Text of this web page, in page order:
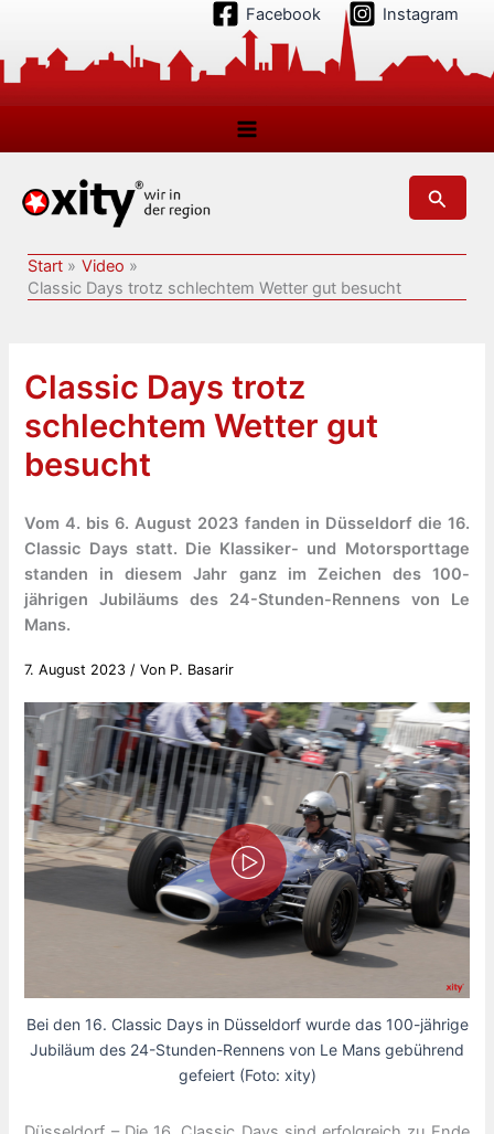
springen
Facebook Instagram
Suchen
Start
Video
Classic Days trotz schlechtem Wetter gut besucht
Classic Days trotz
schlechtem Wetter gut
besucht
Vom 4. bis 6. August 2023 fanden in Düsseldorf die 16.
Classic Days statt. Die Klassiker- und Motorsporttage
standen in diesem Jahr ganz im Zeichen des 100-
jährigen Jubiläums des 24-Stunden-Rennens von Le
Mans.
7. August 2023 / Von P. Basarir
Bei den 16. Classic Days in Düsseldorf wurde das 100-jährige
Jubiläum des 24-Stunden-Rennens von Le Mans gebührend
gefeiert (Foto: xity)